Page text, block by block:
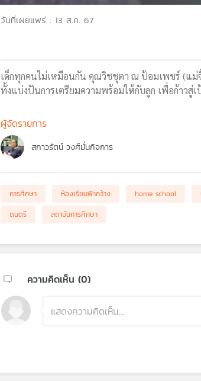
วันที่เผยแพร่ : 13 ส.ค. 67
เด็กทุกคนไม่เหมือนกัน คุณวิชชุตา ณ ป้อมเพชร์ (แม่จิ๊
ทั้งแบ่งปันการเตรียมความพร้อมให้กับลูก เพื่อก้าวสู่เ
ผู้จัดรายการ
สกาวรัตน์ วงศ์มั่นกิจการ
การศึกษา ห้องเรียนฟ้ากว้าง home school
ดนตรี
สถาบันการศึกษา
ความคิดเห็น (0)